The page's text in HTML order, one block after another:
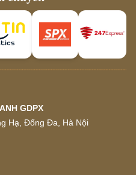
GDPX
Hạ, Đống Đa, Hà Nội